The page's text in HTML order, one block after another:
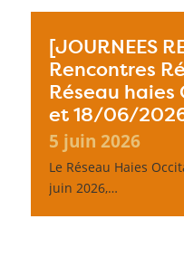
[JOURNEES
Rencontres
Réseau haies
et 18/06/
5 juin 2026
Le Réseau Haies
juin 2026,…